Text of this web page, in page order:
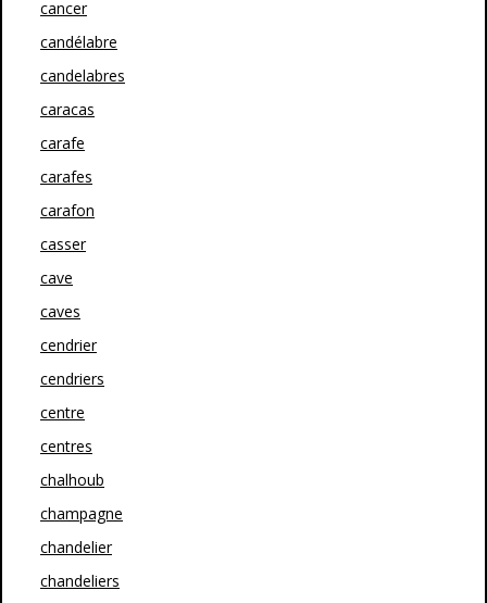
cancer
candélabre
candelabres
caracas
carafe
carafes
carafon
casser
cave
caves
cendrier
cendriers
centre
centres
chalhoub
champagne
chandelier
chandeliers